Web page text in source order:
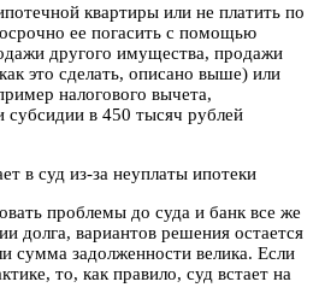
квартиры или не платить по
ее погасить с помощью
другого имущества, продажи
это сделать, описано выше) или
налогового вычета,
субсидии в 450 тысяч рублей
в суд из-за неуплаты ипотеки
проблемы до суда и банк все же
долга, вариантов решения остается
сумма задолженности велика. Если
то, как правило, суд встает на